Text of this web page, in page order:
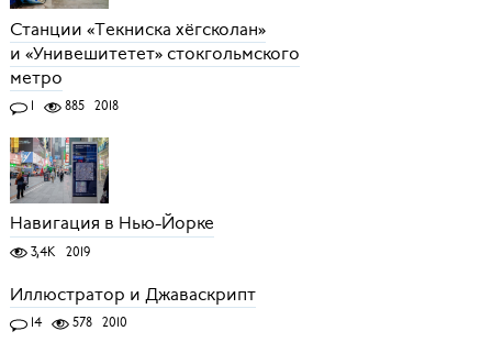
Станции «Текниска хёгсколан»
и «Унивешитетет» стокгольмского
метро
1 885 2018
Навигация в Нью-Йорке
3,4K 2019
Иллюстратор и Джаваскрипт
14 578 2010